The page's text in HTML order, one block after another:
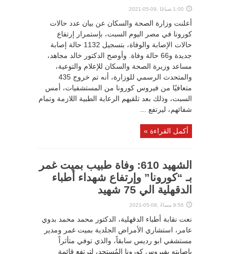
1:00 صباحًا ,09-05-2021
أعلنت وزارة الصحة والسكان عن بيان عدد حالات
كورونا في مصر اليوم السبت، بإستمرار إرتفاع
حالات الإصابة والوفاة، بتسجيل 1132 حالة إصابة
جديدة و66 حالة وفاة. وأوضح الدكتور خالد مجاهد،
مساعد وزيرة الصحة والسكان للإعلام والتوعية،
والمتحدث الرسمي للوزارة، أنه تم خروج 435
متعافيًا من فيروس كورونا من المستشفيات، أمس
السبت، وذلك بعد تلقيهم الرعاية الطبية اللازمة وتمام
شفائهم، ليرتفع ...
أكمل القراءة »
الشهيد 610: وفاة طبيب بميت غمر
بـ “كورونا” وإرتفاع شهداء أطباء
الدقهلية الي 75 شهيد
9:56 مساءً ,08-05-2021
نعت نقابة أطباء الدقهلية، الدكتور محمد محمد بدوي
عامر، استشاري الأمراض الجلدية بميت غمر ومدير
مستشفي ابو رديس سابقاً، والذي توفي متأثراً
بإصابته بفيروس كورونا المُستجد، لترتفع قائمة